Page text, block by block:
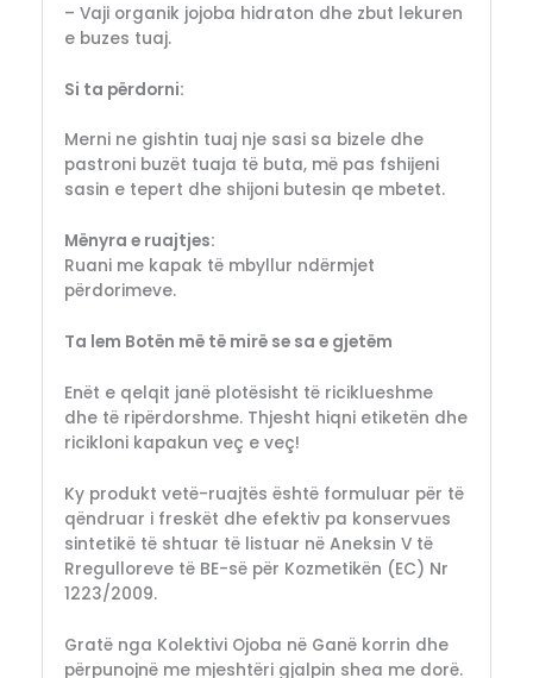
– Vaji organik jojoba hidraton dhe zbut lekuren
e buzes tuaj.
Si ta përdorni:
Merni ne gishtin tuaj nje sasi sa bizele dhe
pastroni buzët tuaja të buta, më pas fshijeni
sasin e tepert dhe shijoni butesin qe mbetet.
Mënyra e ruajtjes:
Ruani me kapak të mbyllur ndërmjet
përdorimeve.
Ta lem Botën më të mirë se sa e gjetëm
Enët e qelqit janë plotësisht të riciklueshme
dhe të ripërdorshme. Thjesht hiqni etiketën dhe
ricikloni kapakun veç e veç!
Ky produkt vetë-ruajtës është formuluar për të
qëndruar i freskët dhe efektiv pa konservues
sintetikë të shtuar të listuar në Aneksin V të
Rregulloreve të BE-së për Kozmetikën (EC) Nr
1223/2009.
Gratë nga Kolektivi Ojoba në Ganë korrin dhe
përpunojnë me mjeshtëri gjalpin shea me dorë.